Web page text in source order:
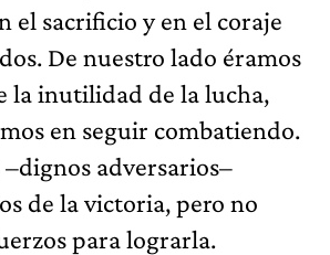
el sacrificio y en el coraje
De nuestro lado éramos
la inutilidad de la lucha,
en seguir combatiendo.
adversarios–
de la victoria, pero no
para lograrla.